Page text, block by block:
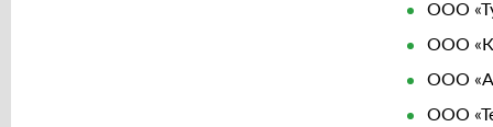
ООО
ООО
ООО
ООО